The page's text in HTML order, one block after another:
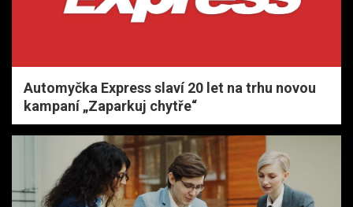
Automyčka Express slaví 20 let na trhu novou
kampaní „Zaparkuj chytře“